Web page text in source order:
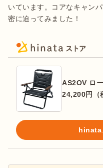
いています。コアなキャン
密に迫ってみました！
AS2OV ロ
24,200円（
hinata